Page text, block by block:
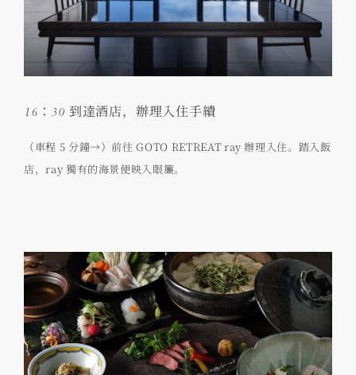
16：30 到達酒店，辦理入住手續
（車程 5 分鐘→）前往 GOTO RETREAT ray 辦理入住。踏入飯
店，ray 獨有的海景便映入眼簾。